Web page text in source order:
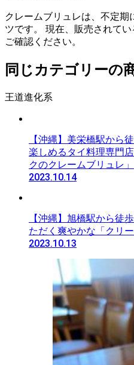
クレームブリュレは、不定
ツです。 現在、販売されて
ご確認ください。
同じカテゴリーの
王道進化系
【沖縄】美栄橋駅から
楽しめるタイ料理専門
クのクレームブリュレ」
2023.10.14
【沖縄】旭橋駅から徒
ただく爽やかな「クリ
2023.10.13